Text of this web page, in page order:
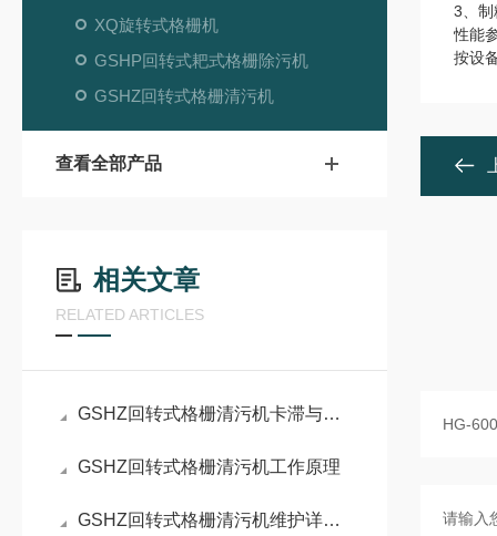
XQ旋转式格栅机
GSHP回转式耙式格栅除污机
GSHZ回转式格栅清污机
查看全部产品
相关文章
RELATED ARTICLES
GSHZ回转式格栅清污机卡滞与链条跳齿问题的成因及解决方案
GSHZ回转式格栅清污机工作原理
GSHZ回转式格栅清污机维护详细说明介绍
3、制
性能
按设